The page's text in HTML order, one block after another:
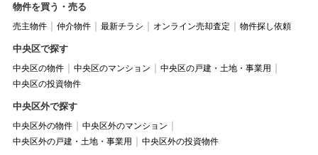
物件を買う・売る
売主物件 仲介物件 最新チラシ オンライン売却査定 物件探し依頼
中央区で探す
中央区の物件 中央区のマンション
中央区の戸建・土地・事業用
中央区の投資物件
中央区外で探す
中央区外の物件
中央区外のマンション
中央区外の戸建・土地・事業用
中央区外の投資物件